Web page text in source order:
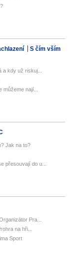
S čím vším
kdy už riskuj...
nají...
Jak na to?
přesouvají do u...
Pra...
na hři...
Sport